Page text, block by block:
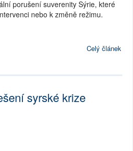
porušení suverenity Sýrie, které
nebo k změně režimu.
Celý článek
syrské krize